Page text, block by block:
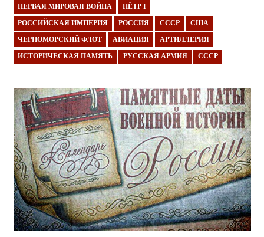
ПЕРВАЯ МИРОВАЯ ВОЙНА ПЁТР I
РОССИЙСКАЯ ИМПЕРИЯ РОССИЯ СССР США
ЧЕРНОМОРСКИЙ ФЛОТ АВИАЦИЯ АРТИЛЛЕРИЯ
ИСТОРИЧЕСКАЯ ПАМЯТЬ РУССКАЯ АРМИЯ СССР